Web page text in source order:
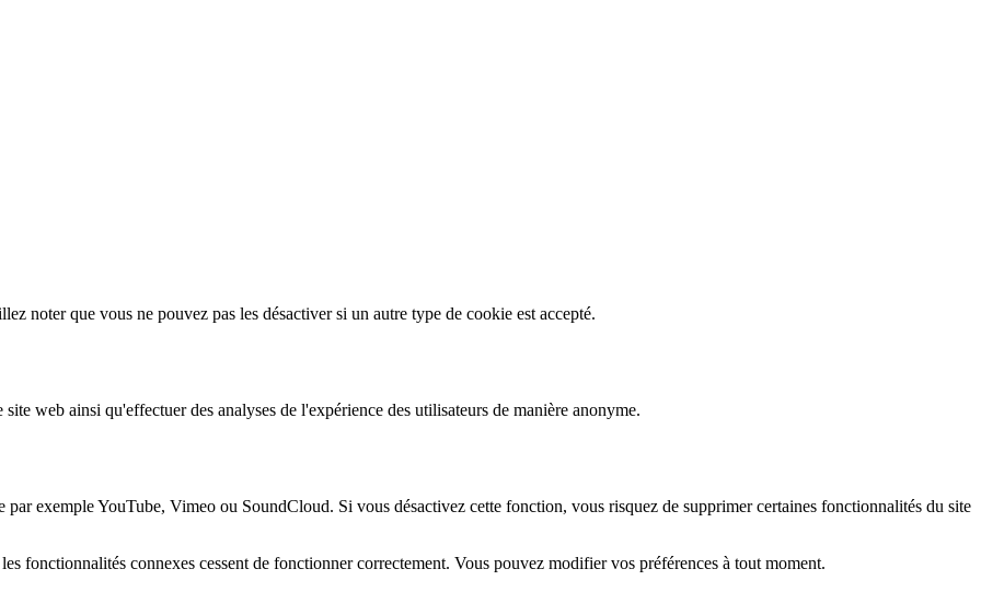
noter que vous ne pouvez pas les désactiver si un autre type de cookie est accepté.
web ainsi qu'effectuer des analyses de l'expérience des utilisateurs de manière anonyme.
exemple YouTube, Vimeo ou SoundCloud. Si vous désactivez cette fonction, vous risquez de supprimer certaines fonctionnalités du site
fonctionnalités connexes cessent de fonctionner correctement. Vous pouvez modifier vos préférences à tout moment.